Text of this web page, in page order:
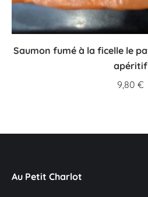
Saumon fumé à la ficelle le
apéritif
9,80 €
Au Petit Charlot